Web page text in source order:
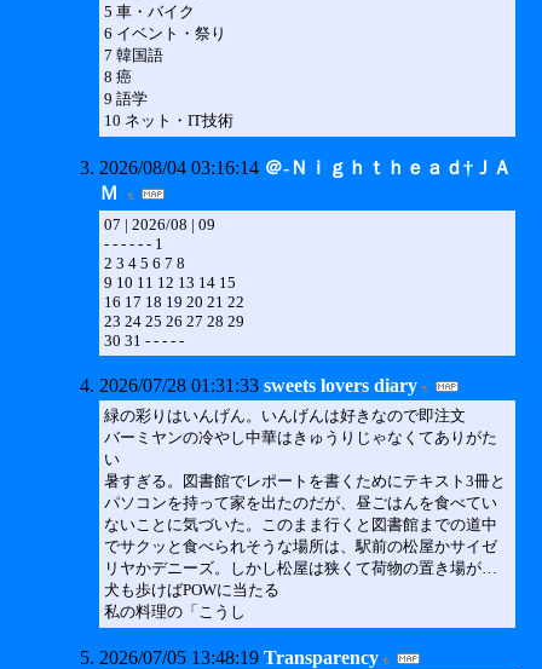
5 車・バイク
6 イベント・祭り
7 韓国語
8 癌
9 語学
10 ネット・IT技術
2026/08/04 03:16:14 ＠‐Ｎｉｇｈｔｈｅａｄ†ＪＡ
Ｍ
07 | 2026/08 | 09
- - - - - - 1
2 3 4 5 6 7 8
9 10 11 12 13 14 15
16 17 18 19 20 21 22
23 24 25 26 27 28 29
30 31 - - - - -
2026/07/28 01:31:33 sweets lovers diary
緑の彩りはいんげん。いんげんは好きなので即注文
バーミヤンの冷やし中華はきゅうりじゃなくてありがた
い
暑すぎる。図書館でレポートを書くためにテキスト3冊と
パソコンを持って家を出たのだが、昼ごはんを食べてい
ないことに気づいた。このまま行くと図書館までの道中
でサクッと食べられそうな場所は、駅前の松屋かサイゼ
リヤかデニーズ。しかし松屋は狭くて荷物の置き場が…
犬も歩けばPOWに当たる
私の料理の「こうし
2026/07/05 13:48:19 Transparency